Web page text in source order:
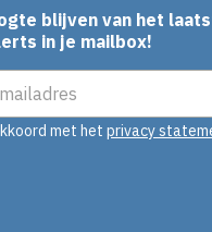
blijven van het
in je mailbox!
met het privacy